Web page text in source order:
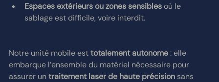
Espaces extérieurs ou zones sensibles où le
sablage est difficile, voire interdit.
Notre unité mobile est totalement autonome : elle
embarque l’ensemble du matériel nécessaire pour
assurer un traitement laser de haute précision sans